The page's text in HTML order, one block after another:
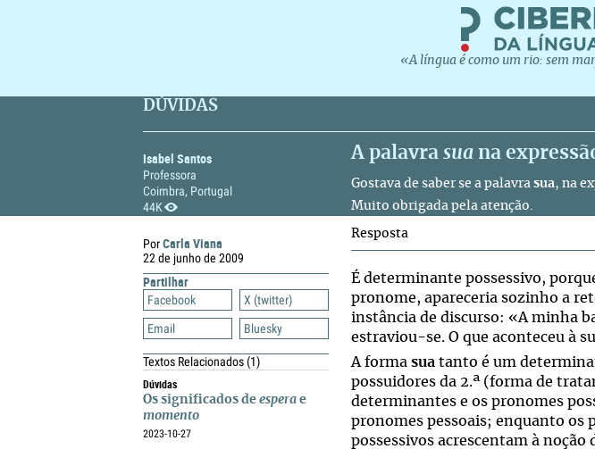
«A língua é como um rio: sem
DÚVIDAS
Isabel Santos
Professora
Coimbra, Portugal
44K
A palavra sua na
Gostava de saber se a palavra sua, na
Muito obrigada pela atenção.
PorCarla Viana
22 de junho de 2009
Partilhar
Facebook
X (twitter)
Email
Bluesky
Textos Relacionados(1)
Dúvidas
Os significados de espera e
momento
2023-10-27
Resposta
É determinante possessivo,
pronome, apareceria sozinho a
instância de discurso: «A minha
estraviou-se. O que aconteceu à
A forma sua tanto é um
possuidores da 2.ª (forma de
determinantes e os pronomes
pronomes pessoais; enquanto os
possessivos acrescentam à